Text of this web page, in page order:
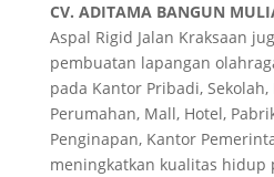
CV. ADITAMA BANGUN
Aspal Rigid Jalan Kraksaan
pembuatan lapangan
pada Kantor Pribadi, Sekolah,
Perumahan, Mall, Hotel,
Penginapan, Kantor
meningkatkan kualitas hidup